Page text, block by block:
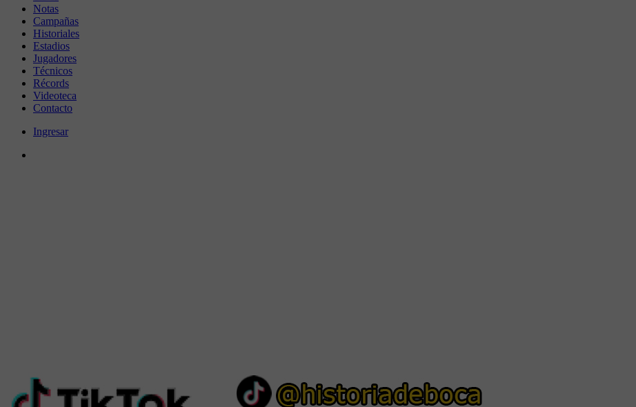
Notas
Campañas
Historiales
Estadios
Jugadores
Técnicos
Récords
Videoteca
Contacto
Ingresar